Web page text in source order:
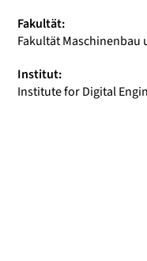
Fakultät:
Fakultät Maschinenbau
Institut:
Institute for Digital